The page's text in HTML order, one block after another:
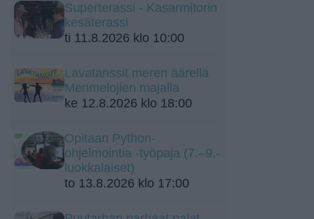
Superterassi - Kasarmitorin
kesäterassi
ti 11.8.2026 klo 10:00
Lavatanssit meren äärellä
Merimelojien majalla
ke 12.8.2026 klo 18:00
Opitaan Python-
ohjelmointia -työpaja (7.–9.-
luokkalaiset)
to 13.8.2026 klo 17:00